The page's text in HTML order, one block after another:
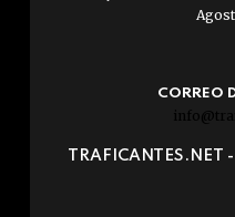
CORREO
TRAFICANTES.NET -